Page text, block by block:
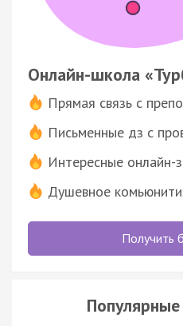
Онлайн-школа
Прямая связь с
Письменные дз с
Интересные онлайн-
Душевное комьюнити
Получить